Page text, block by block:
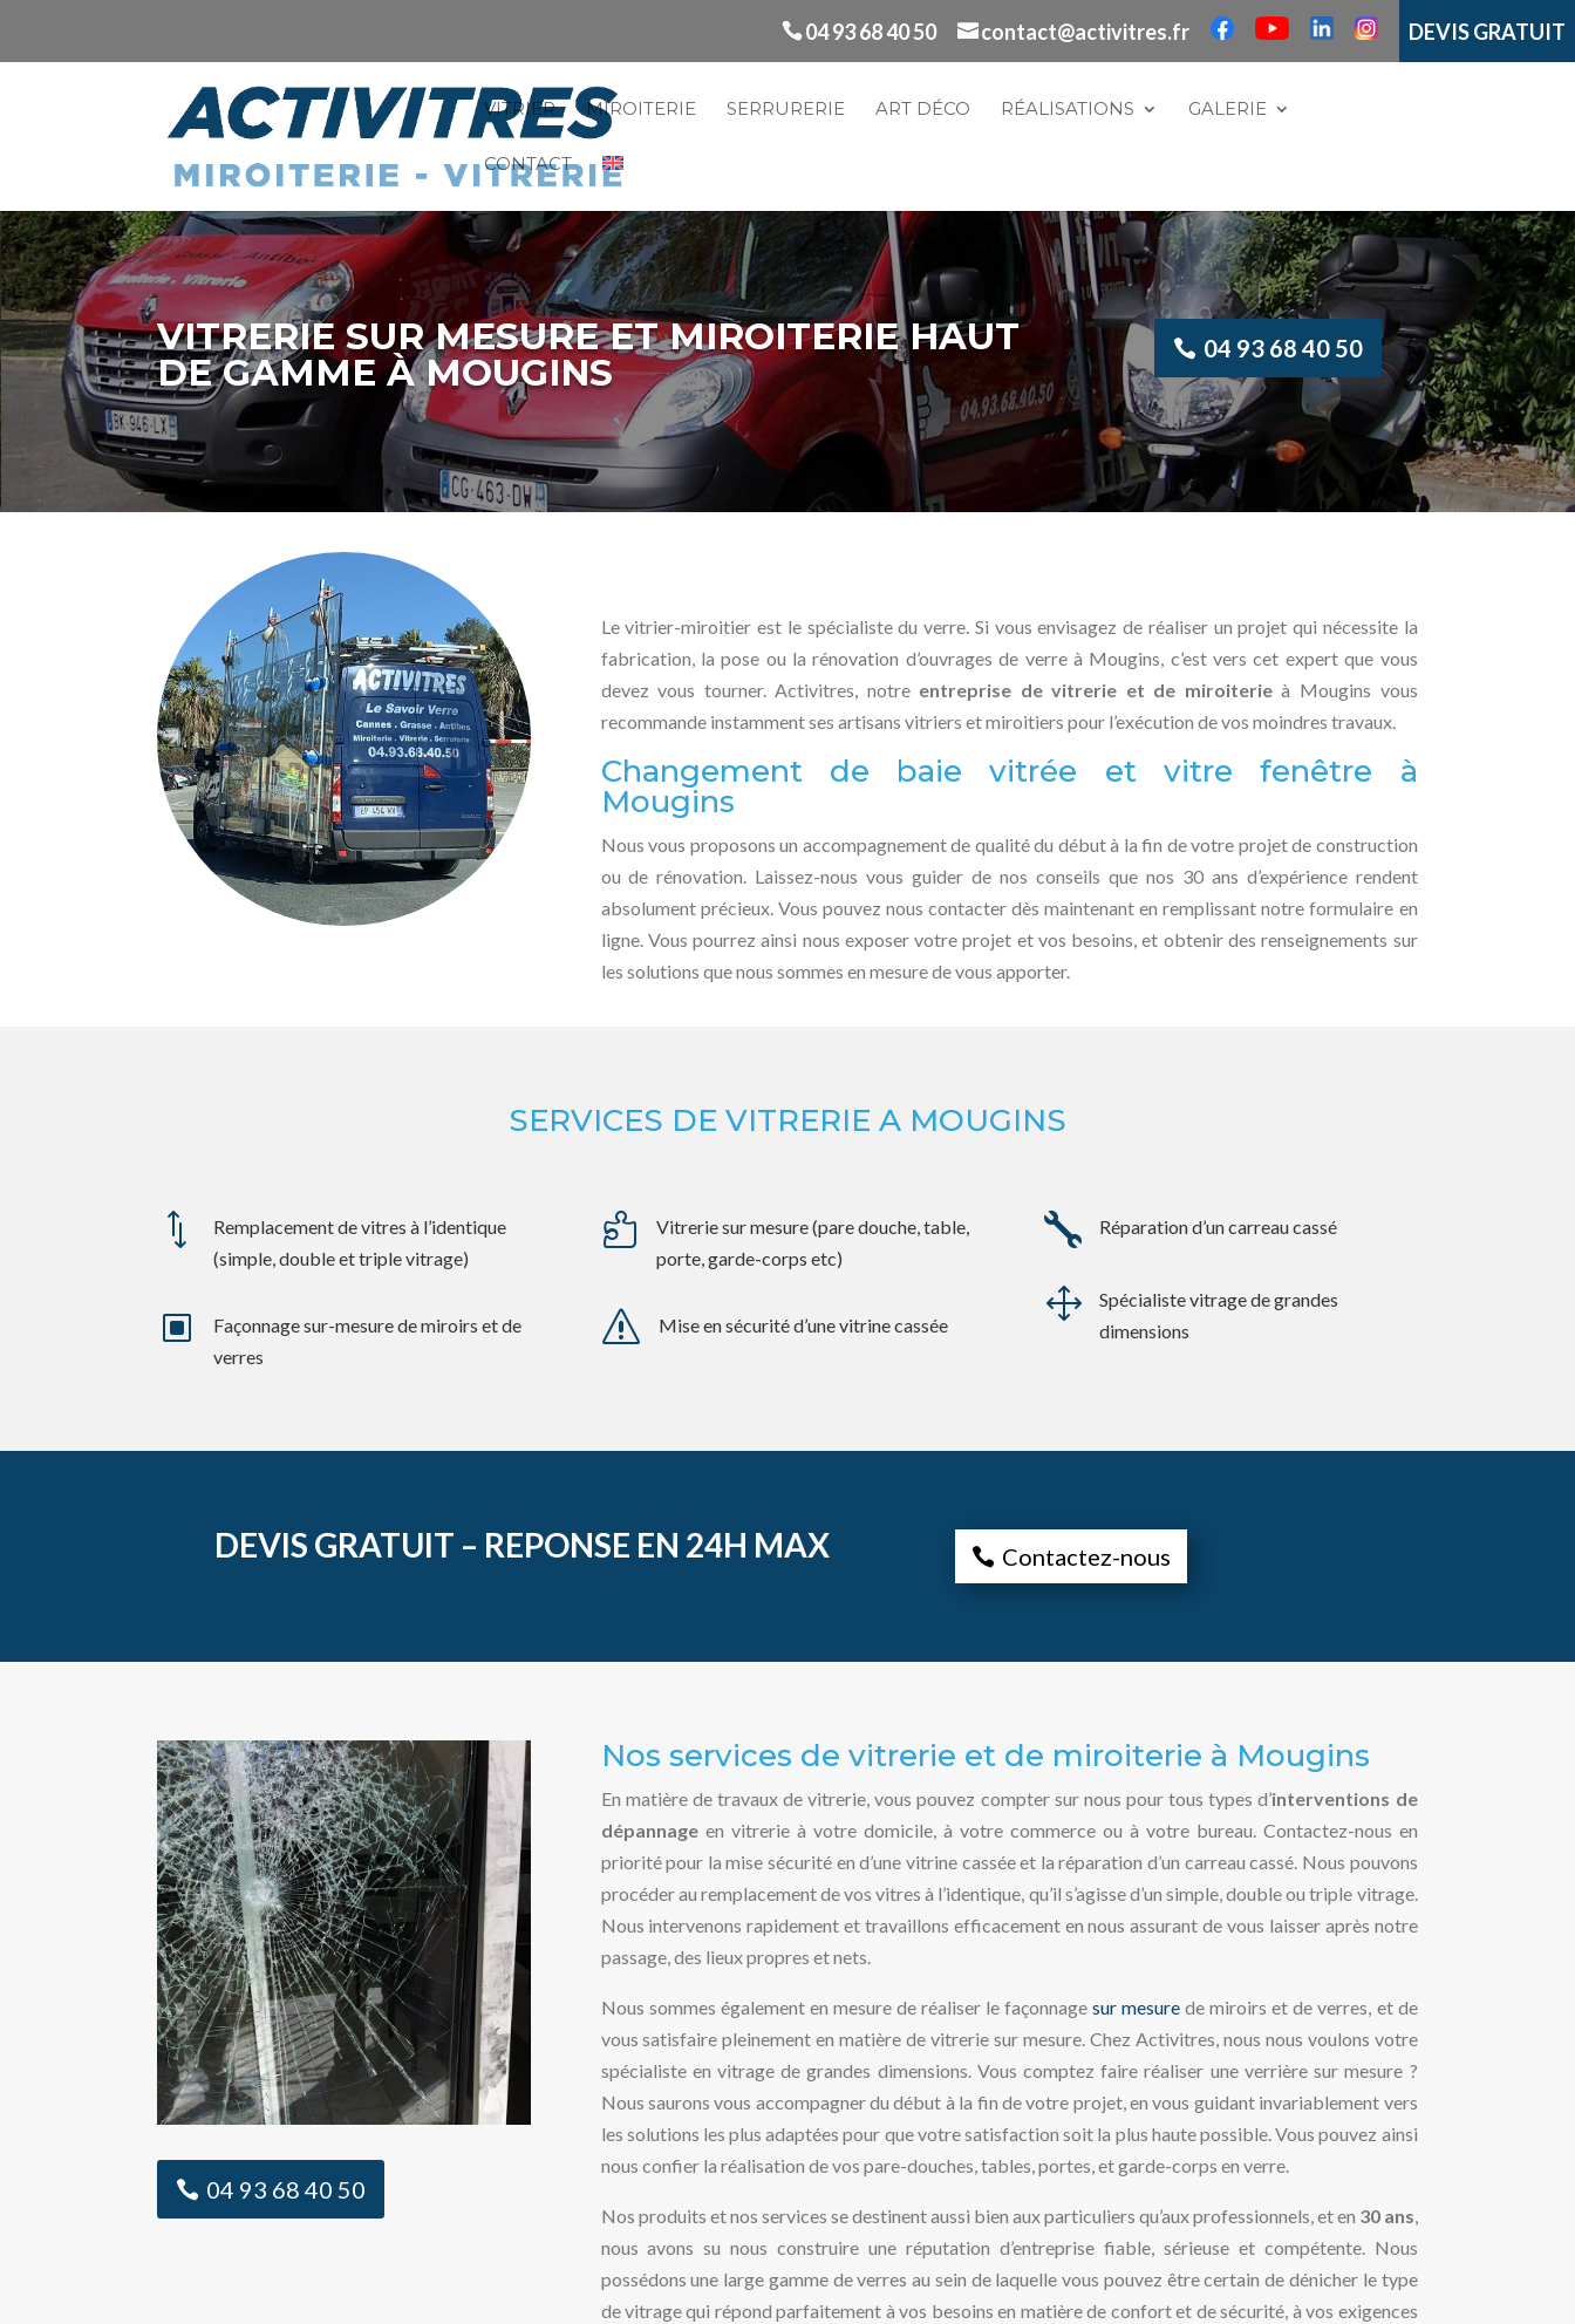
04 93 68 40 50 contact@activitres.fr DEVIS GRATUIT
VITRIER MIROITERIE SERRURERIE ART DÉCO RÉALISATIONS GALERIE
CONTACT
VITRERIE SUR MESURE ET MIROITERIE HAUT
DE GAMME À MOUGINS
04 93 68 40 50
Le vitrier-miroitier est le spécialiste du verre. Si vous envisagez de réaliser un projet qui nécessite la
fabrication, la pose ou la rénovation d’ouvrages de verre à Mougins, c’est vers cet expert que vous
devez vous tourner. Activitres, notre entreprise de vitrerie et de miroiterieà Mougins vous
recommande instamment ses artisans vitriers et miroitiers pour l’exécution de vos moindres travaux.
Changement de baie vitrée et vitre fenêtre à
Mougins
Nous vous proposons un accompagnement de qualité du début à la fin de votre projet de construction
ou de rénovation. Laissez-nous vous guider de nos conseils que nos 30 ans d’expérience rendent
absolument précieux. Vous pouvez nous contacter dès maintenant en remplissant notre formulaire en
ligne. Vous pourrez ainsi nous exposer votre projet et vos besoins, et obtenir des renseignements sur
les solutions que nous sommes en mesure de vous apporter.
SERVICES DE VITRERIE A MOUGINS
*
Remplacement de vitres à l’identique
(simple, double et triple vitrage)
W
Façonnage sur-mesure de miroirs et de
verres

Vitrerie sur mesure (pare douche, table,
porte, garde-corps etc)
s Mise en sécurité d’une vitrine cassée
 Réparation d’un carreau cassé
1
Spécialiste vitrage de grandes
dimensions
DEVIS GRATUIT – REPONSE EN 24H MAX Contactez-nous
04 93 68 40 50
Nos services de vitrerie et de miroiterie à Mougins
En matière de travaux de vitrerie, vous pouvez compter sur nous pour tous types d’interventions de
dépannageen vitrerie à votre domicile, à votre commerce ou à votre bureau. Contactez-nous en
priorité pour la mise sécurité en d’une vitrine cassée et la réparation d’un carreau cassé. Nous pouvons
procéder au remplacement de vos vitres à l’identique, qu’il s’agisse d’un simple, double ou triple vitrage.
Nous intervenons rapidement et travaillons efficacement en nous assurant de vous laisser après notre
passage, des lieux propres et nets.
Nous sommes également en mesure de réaliser le façonnagesur mesure de miroirs et de verres, et de
vous satisfaire pleinement en matière de vitrerie sur mesure. Chez Activitres, nous nous voulons votre
spécialiste en vitrage de grandes dimensions. Vous comptez faire réaliser une verrière sur mesure ?
Nous saurons vous accompagner du début à la fin de votre projet, en vous guidant invariablement vers
les solutions les plus adaptées pour que votre satisfaction soit la plus haute possible. Vous pouvez ainsi
nous confier la réalisation de vos pare-douches, tables, portes, et garde-corps en verre.
Nos produits et nos services se destinent aussi bien aux particuliers qu’aux professionnels, et en 30 ans,
nous avons su nous construire une réputation d’entreprise fiable, sérieuse et compétente. Nous
possédons une large gamme de verres au sein de laquelle vous pouvez être certain de dénicher le type
de vitrage qui répond parfaitement à vos besoins en matière de confort et de sécurité, à vos exigences